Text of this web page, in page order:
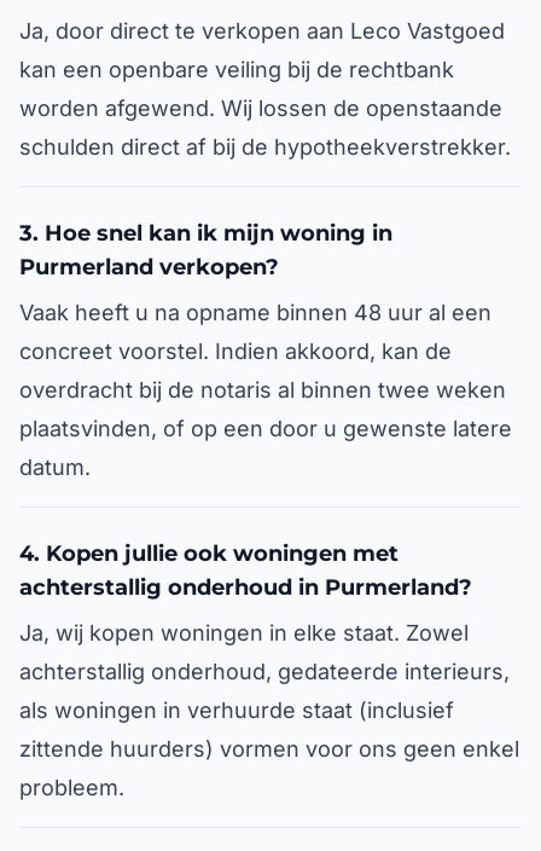
Ja, door direct te verkopen aan Leco Vastgoed
kan een openbare veiling bij de rechtbank
worden afgewend. Wij lossen de openstaande
schulden direct af bij de hypotheekverstrekker.
3. Hoe snel kan ik mijn woning in
Purmerland verkopen?
Vaak heeft u na opname binnen 48 uur al een
concreet voorstel. Indien akkoord, kan de
overdracht bij de notaris al binnen twee weken
plaatsvinden, of op een door u gewenste latere
datum.
4. Kopen jullie ook woningen met
achterstallig onderhoud in Purmerland?
Ja, wij kopen woningen in elke staat. Zowel
achterstallig onderhoud, gedateerde interieurs,
als woningen in verhuurde staat (inclusief
zittende huurders) vormen voor ons geen enkel
probleem.